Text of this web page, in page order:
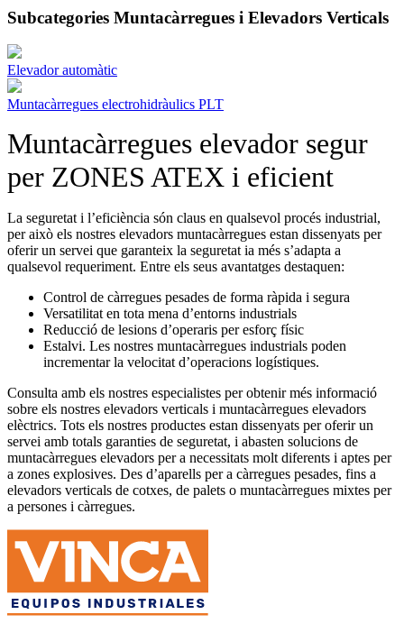
Subcategories Muntacàrregues i Elevadors Verticals
Elevador automàtic
Muntacàrregues electrohidràulics PLT
Muntacàrregues elevador segur
per ZONES ATEX i eficient
La seguretat i l’eficiència són claus en qualsevol procés industrial,
per això els nostres elevadors muntacàrregues estan dissenyats per
oferir un servei que garanteix la seguretat ia més s’adapta a
qualsevol requeriment. Entre els seus avantatges destaquen:
Control de càrregues pesades de forma ràpida i segura
Versatilitat en tota mena d’entorns industrials
Reducció de lesions d’operaris per esforç físic
Estalvi. Les nostres muntacàrregues industrials poden
incrementar la velocitat d’operacions logístiques.
Consulta amb els nostres especialistes per obtenir més informació
sobre els nostres elevadors verticals i muntacàrregues elevadors
elèctrics. Tots els nostres productes estan dissenyats per oferir un
servei amb totals garanties de seguretat, i abasten solucions de
muntacàrregues elevadors per a necessitats molt diferents i aptes per
a zones explosives. Des d’aparells per a càrregues pesades, fins a
elevadors verticals de cotxes, de palets o muntacàrregues mixtes per
a persones i càrregues.